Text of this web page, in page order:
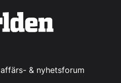
& nyhetsforum